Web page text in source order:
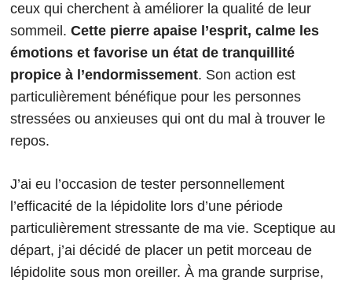
ceux qui cherchent à améliorer la qualité de leur
sommeil. Cette pierre apaise l’esprit, calme les
émotions et favorise un état de tranquillité
propice à l’endormissement. Son action est
particulièrement bénéfique pour les personnes
stressées ou anxieuses qui ont du mal à trouver le
repos.
J’ai eu l’occasion de tester personnellement
l’efficacité de la lépidolite lors d’une période
particulièrement stressante de ma vie. Sceptique au
départ, j’ai décidé de placer un petit morceau de
lépidolite sous mon oreiller. À ma grande surprise,